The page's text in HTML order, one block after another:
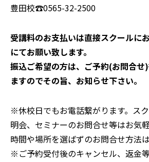
豊田校☎0565-32-2500
受講料のお支払いは直接スクールに
にてお願い致します。
振込ご希望の方は、ご予約(お問合せ
ますのでその旨、お知らせ下さい。
※休校日でもお電話繋がります。ス
明会、セミナーのお問合せ等はお気
時間や場所を選ばずのお問合せ方法
※ご予約受付後のキャンセル、返金